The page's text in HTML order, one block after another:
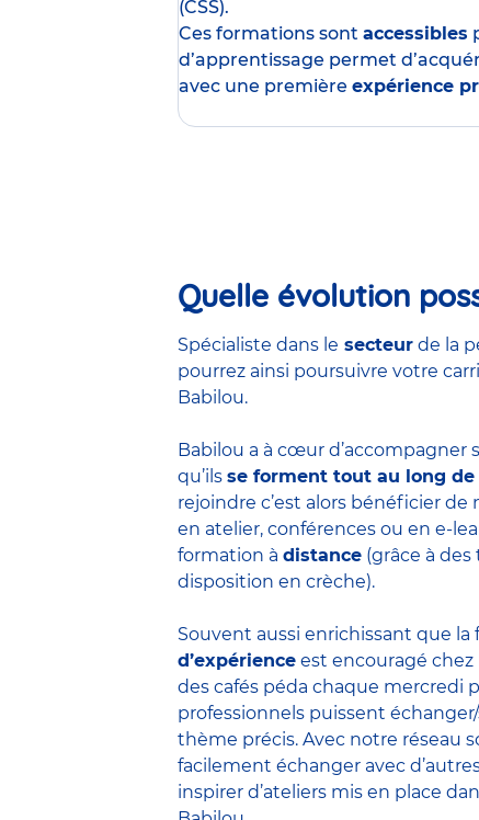
(CSS).
Ces formations sont accessibles
d’apprentissage permet
avec une première expérience
Quelle évolution
Spécialiste dans le secteur de la
pourrez ainsi poursuivre votre
Babilou.
Babilou a à cœur d’accompagner
qu’ils se forment tout au long
rejoindre c’est alors bénéficier
en atelier, conférences ou en e-
formation à distance (grâce à
disposition en crèche).
Souvent aussi enrichissant que la
d’expérience est encouragé chez
des cafés péda chaque mercredi
professionnels puissent
thème précis. Avec notre réseau
facilement échanger avec
inspirer d’ateliers mis en place